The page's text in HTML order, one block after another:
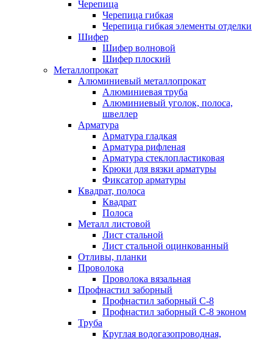
Черепица
Черепица гибкая
Черепица гибкая элементы отделки
Шифер
Шифер волновой
Шифер плоский
Металлопрокат
Алюминиевый металлопрокат
Алюминиевая труба
Алюминиевый уголок, полоса,
швеллер
Арматура
Арматура гладкая
Арматура рифленая
Арматура стеклопластиковая
Крюки для вязки арматуры
Фиксатор арматуры
Квадрат, полоса
Квадрат
Полоса
Металл листовой
Лист стальной
Лист стальной оцинкованный
Отливы, планки
Проволока
Проволока вязальная
Профнастил заборный
Профнастил заборный С-8
Профнастил заборный С-8 эконом
Труба
Круглая водогазопроводная,